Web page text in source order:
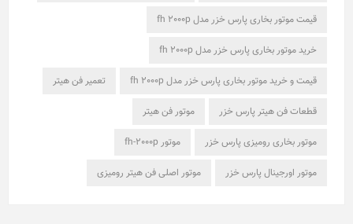
قیمت موتور بخاری پارس خزر مدل fh 2000p
خرید موتور بخاری پارس خزر مدل fh 2000p
قیمت و خرید موتور بخاری پارس خزر مدل fh 2000p تعمیر فن هیتر
قطعات فن هیتر پارس خزر موتور فن هیتر
موتور بخاری رومیزی پارس خزر موتور fh-2000p
موتور اورجینال پارس خزر موتور اصلی فن هیتر رومیزی